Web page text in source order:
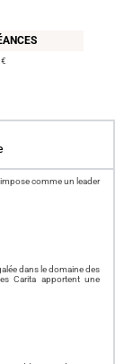
comme un leader
dans le domaine des
Carita apportent une